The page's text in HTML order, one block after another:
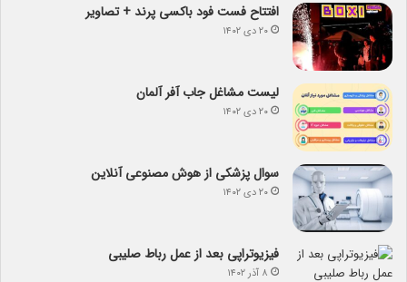
افتتاح فست فود باکسی پرند + تصاویر
۲۰ دی ۱۴۰۲
لیست مشاغل جاب آفر آلمان
۲۰ دی ۱۴۰۲
سوال پزشکی از هوش مصنوعی آنلاین
۲۰ دی ۱۴۰۲
فیزیوتراپی بعد از عمل رباط صلیبی
۸ آذر ۱۴۰۲